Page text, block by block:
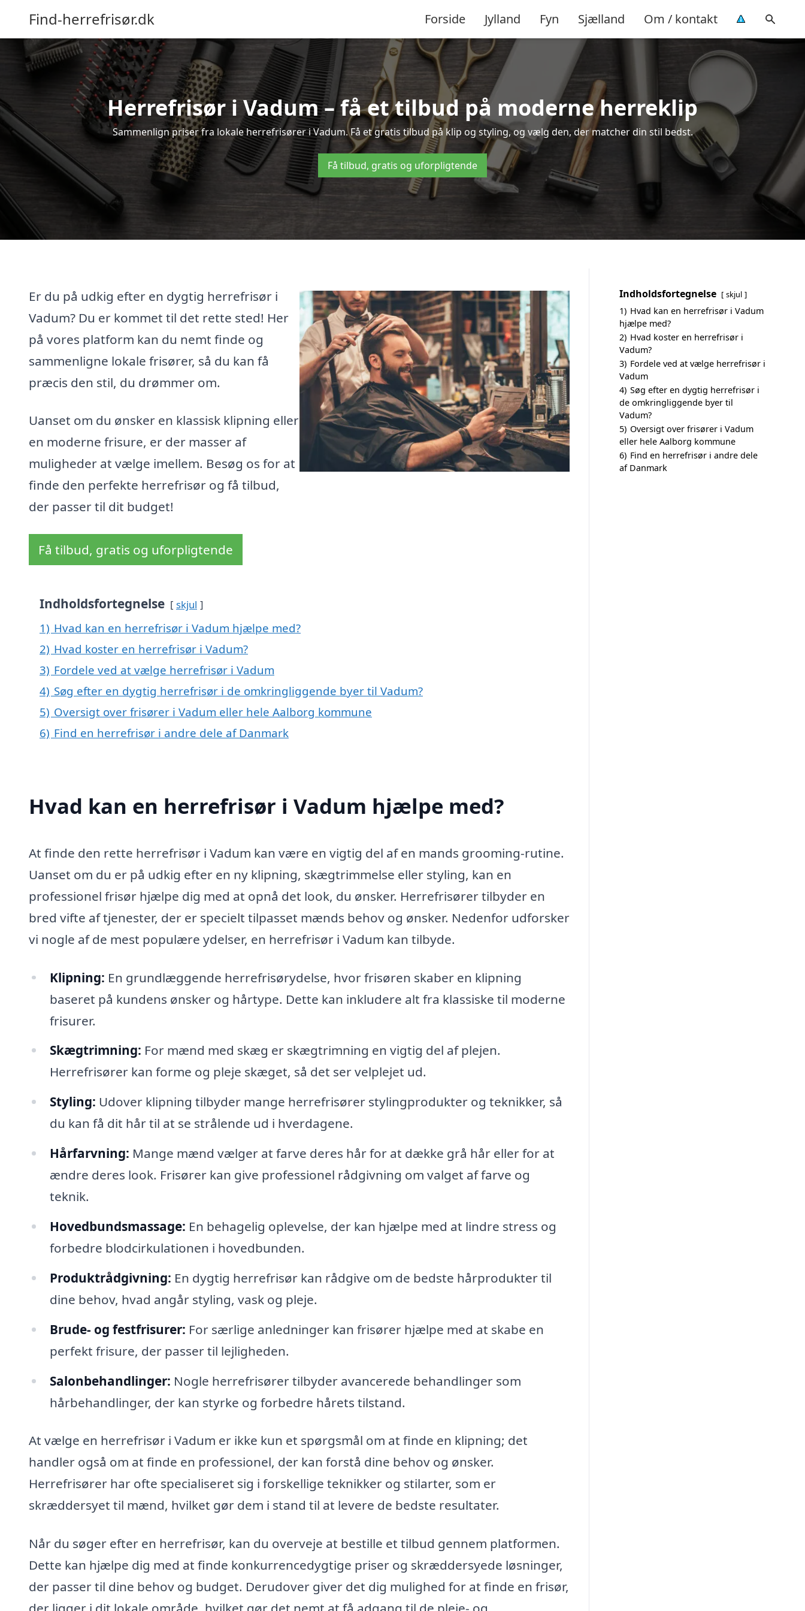
Find-herrefrisør.dk Forside Jylland Fyn Sjælland Om / kontakt
Herrefrisør i Vadum – få et tilbud på moderne herreklip
Sammenlign priser fra lokale herrefrisører i Vadum. Få et gratis tilbud på klip og styling, og vælg den, der matcher din stil bedst.
Få tilbud, gratis og uforpligtende
Er du på udkig efter en dygtig herrefrisør i
Vadum? Du er kommet til det rette sted! Her
på vores platform kan du nemt finde og
sammenligne lokale frisører, så du kan få
præcis den stil, du drømmer om.
Uanset om du ønsker en klassisk klipning eller
en moderne frisure, er der masser af
muligheder at vælge imellem. Besøg os for at
finde den perfekte herrefrisør og få tilbud,
der passer til dit budget!
Få tilbud, gratis og uforpligtende
Indholdsfortegnelse skjul
1) Hvad kan en herrefrisør i Vadum hjælpe med?
2) Hvad koster en herrefrisør i Vadum?
3) Fordele ved at vælge herrefrisør i Vadum
4) Søg efter en dygtig herrefrisør i de omkringliggende byer til Vadum?
5) Oversigt over frisører i Vadum eller hele Aalborg kommune
6) Find en herrefrisør i andre dele af Danmark
Hvad kan en herrefrisør i Vadum hjælpe med?
At finde den rette herrefrisør i Vadum kan være en vigtig del af en mands grooming-rutine.
Uanset om du er på udkig efter en ny klipning, skægtrimmelse eller styling, kan en
professionel frisør hjælpe dig med at opnå det look, du ønsker. Herrefrisører tilbyder en
bred vifte af tjenester, der er specielt tilpasset mænds behov og ønsker. Nedenfor udforsker
vi nogle af de mest populære ydelser, en herrefrisør i Vadum kan tilbyde.
Klipning: En grundlæggende herrefrisørydelse, hvor frisøren skaber en klipning
baseret på kundens ønsker og hårtype. Dette kan inkludere alt fra klassiske til moderne
frisurer.
Skægtrimning: For mænd med skæg er skægtrimning en vigtig del af plejen.
Herrefrisører kan forme og pleje skæget, så det ser velplejet ud.
Styling: Udover klipning tilbyder mange herrefrisører stylingprodukter og teknikker, så
du kan få dit hår til at se strålende ud i hverdagene.
Hårfarvning: Mange mænd vælger at farve deres hår for at dække grå hår eller for at
ændre deres look. Frisører kan give professionel rådgivning om valget af farve og
teknik.
Hovedbundsmassage: En behagelig oplevelse, der kan hjælpe med at lindre stress og
forbedre blodcirkulationen i hovedbunden.
Produktrådgivning: En dygtig herrefrisør kan rådgive om de bedste hårprodukter til
dine behov, hvad angår styling, vask og pleje.
Brude- og festfrisurer: For særlige anledninger kan frisører hjælpe med at skabe en
perfekt frisure, der passer til lejligheden.
Salonbehandlinger: Nogle herrefrisører tilbyder avancerede behandlinger som
hårbehandlinger, der kan styrke og forbedre hårets tilstand.
At vælge en herrefrisør i Vadum er ikke kun et spørgsmål om at finde en klipning; det
handler også om at finde en professionel, der kan forstå dine behov og ønsker.
Herrefrisører har ofte specialiseret sig i forskellige teknikker og stilarter, som er
skræddersyet til mænd, hvilket gør dem i stand til at levere de bedste resultater.
Når du søger efter en herrefrisør, kan du overveje at bestille et tilbud gennem platformen.
Dette kan hjælpe dig med at finde konkurrencedygtige priser og skræddersyede løsninger,
der passer til dine behov og budget. Derudover giver det dig mulighed for at finde en frisør,
Indholdsfortegnelse skjul
1) Hvad kan en herrefrisør i Vadum
hjælpe med?
2) Hvad koster en herrefrisør i
Vadum?
3) Fordele ved at vælge herrefrisør i
Vadum
4) Søg efter en dygtig herrefrisør i
de omkringliggende byer til
Vadum?
5) Oversigt over frisører i Vadum
eller hele Aalborg kommune
6) Find en herrefrisør i andre dele
af Danmark